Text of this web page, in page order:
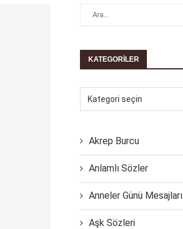
KATEGORILER
Akrep Burcu
Anlamlı Sözler
Anneler Günü Mesajları
Aşk Sözleri